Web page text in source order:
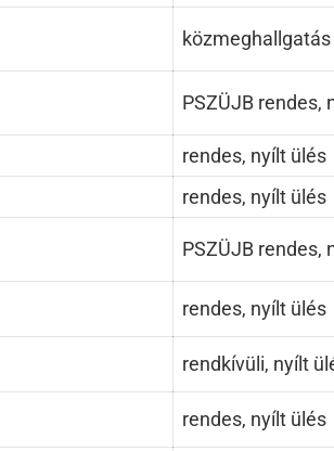
PSZÜJB rendes,
rendes, nyílt ülés
rendes, nyílt ülés
PSZÜJB rendes,
rendes, nyílt ülés
rendkívüli, nyílt
rendes, nyílt ülés